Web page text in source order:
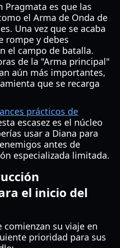
Pragmata es que las
el Arma de Onda de
Una vez que se acaba
rompe y debes
el campo de batalla.
de la "Arma principal"
aún más importantes,
que se recarga
prácticos de
escasez es el núcleo
usar a Diana para
antes de
especializada limitada.
el inicio del
comienzan su viaje en
prioridad para sus